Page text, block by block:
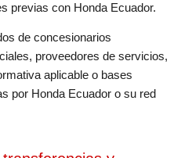
previas con Honda Ecuador.
de concesionarios
proveedores de servicios,
aplicable o bases
por Honda Ecuador o su red